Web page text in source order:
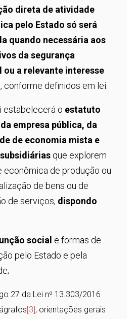
direta de atividade
pelo Estado só será
quando necessária aos
da segurança
ou a relevante interesse
, conforme definidos em lei.
estabelecerá o estatuto
empresa pública, da
de economia mista e
que explorem
econômica de produção ou
de bens ou de
de serviços, dispondo
social e formas de
pelo Estado e pela
27 da Lei nº 13.303/2016
[3], orientações gerais